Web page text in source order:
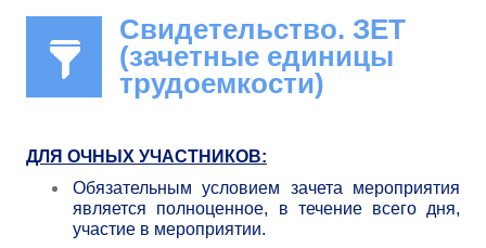
Свидетельство. ЗЕТ
(зачетные единицы
трудоемкости)
ДЛЯ ОЧНЫХ УЧАСТНИКОВ:
Обязательным условием зачета мероприятия
является полноценное, в течение всего дня,
участие в мероприятии.